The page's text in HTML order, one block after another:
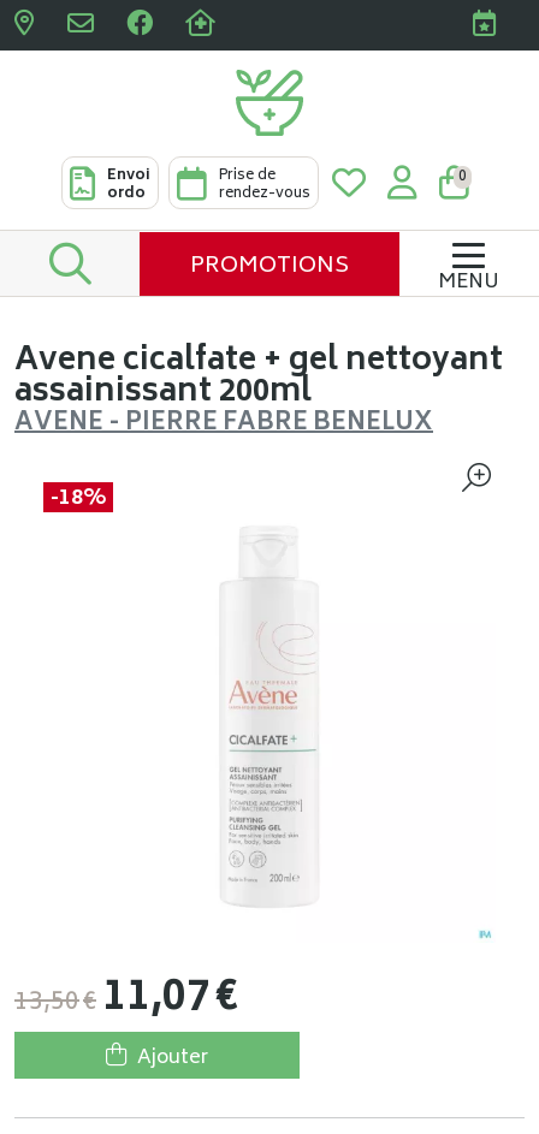
Pharmacies Clabots &
Envoi
ordo
Prise de
rendez-vous
0
PROMOTIONS MENU
Avene cicalfate + gel nettoyant
assainissant 200ml
AVENE - PIERRE FABRE BENELUX
-18%
13,50€ 11,07€
Ajouter